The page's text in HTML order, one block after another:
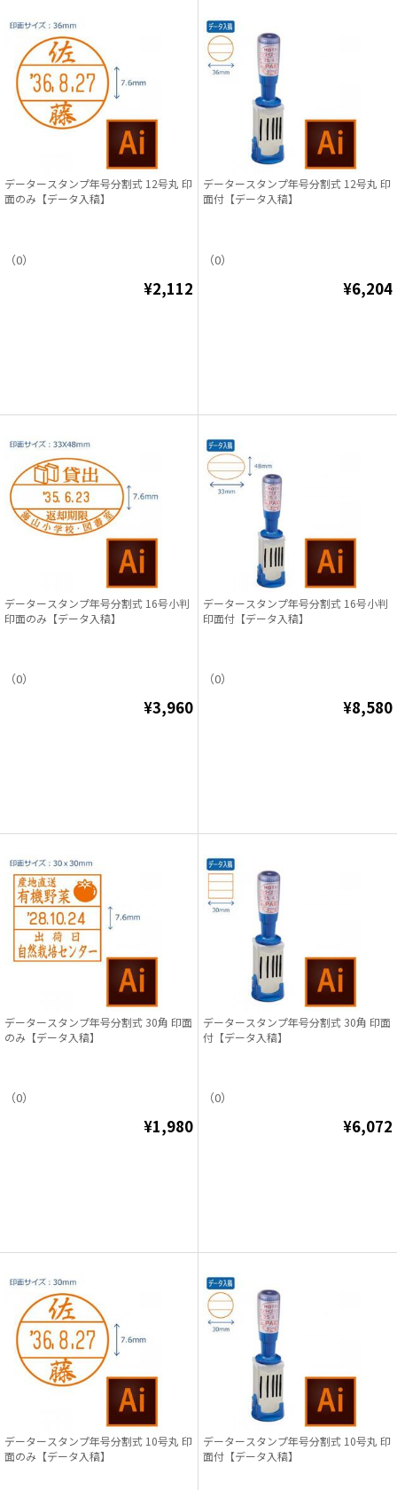
データースタンプ年号分割式 12号丸 印
面のみ【データ入稿】
（0）
¥2,112
データースタンプ年号分割式 12号丸 印
面付【データ入稿】
（0）
¥6,204
データースタンプ年号分割式 16号小判
印面のみ【データ入稿】
（0）
¥3,960
データースタンプ年号分割式 16号小判
印面付【データ入稿】
（0）
¥8,580
データースタンプ年号分割式 30角 印面
のみ【データ入稿】
（0）
¥1,980
データースタンプ年号分割式 30角 印面
付【データ入稿】
（0）
¥6,072
データースタンプ年号分割式 10号丸 印
面のみ【データ入稿】
データースタンプ年号分割式 10号丸 印
面付【データ入稿】